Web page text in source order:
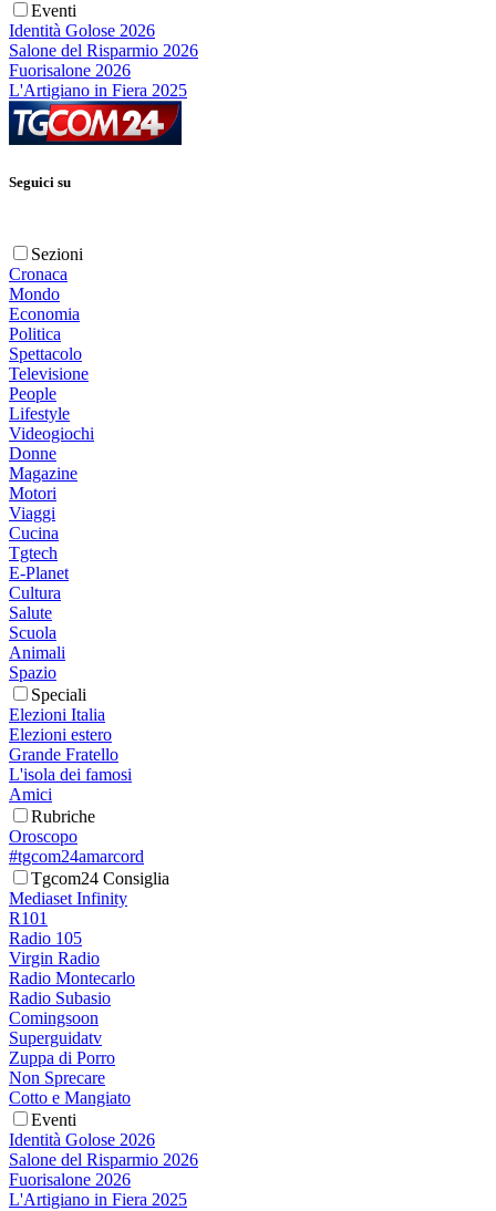
Eventi
Identità Golose 2026
Salone del Risparmio 2026
Fuorisalone 2026
L'Artigiano in Fiera 2025
Seguici su
Sezioni
Cronaca
Mondo
Economia
Politica
Spettacolo
Televisione
People
Lifestyle
Videogiochi
Donne
Magazine
Motori
Viaggi
Cucina
Tgtech
E-Planet
Cultura
Salute
Scuola
Animali
Spazio
Speciali
Elezioni Italia
Elezioni estero
Grande Fratello
L'isola dei famosi
Amici
Rubriche
Oroscopo
#tgcom24amarcord
Tgcom24 Consiglia
Mediaset Infinity
R101
Radio 105
Virgin Radio
Radio Montecarlo
Radio Subasio
Comingsoon
Superguidatv
Zuppa di Porro
Non Sprecare
Cotto e Mangiato
Eventi
Identità Golose 2026
Salone del Risparmio 2026
Fuorisalone 2026
L'Artigiano in Fiera 2025